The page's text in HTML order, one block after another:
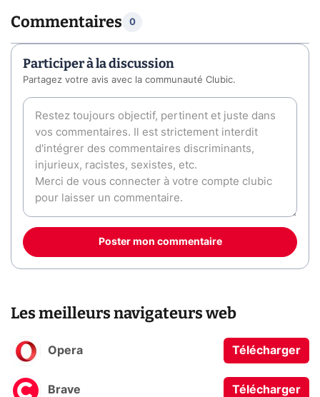
Commentaires 0
Participer à la discussion
Partagez votre avis avec la communauté Clubic.
Poster mon commentaire
Les meilleurs navigateurs web
Opera Télécharger
Brave Télécharger